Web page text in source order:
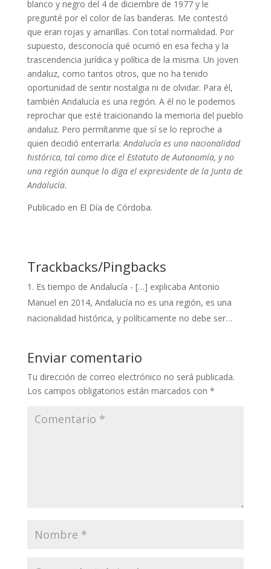
blanco y negro del 4 de diciembre de 1977 y le
pregunté por el color de las banderas. Me contestó
que eran rojas y amarillas. Con total normalidad. Por
supuesto, desconocía qué ocurrió en esa fecha y la
trascendencia jurídica y política de la misma. Un joven
andaluz, como tantos otros, que no ha tenido
oportunidad de sentir nostalgia ni de olvidar. Para él,
también Andalucía es una región. A él no le podemos
reprochar que esté traicionando la memoria del pueblo
andaluz. Pero permítanme que sí se lo reproche a
quien decidió enterrarla:Andalucía es una nacionalidad
histórica, tal como dice el Estatuto de Autonomía, y no
una región aunque lo diga el expresidente de la Junta de
Andalucía.
Publicado en El Día de Córdoba.
Trackbacks/Pingbacks
Es tiempo de Andalucía - […] explicaba Antonio
Manuel en 2014, Andalucía no es una región, es una
nacionalidad histórica, y políticamente no debe ser…
Enviar comentario
Tu dirección de correo electrónico no será publicada.
Los campos obligatorios están marcados con *